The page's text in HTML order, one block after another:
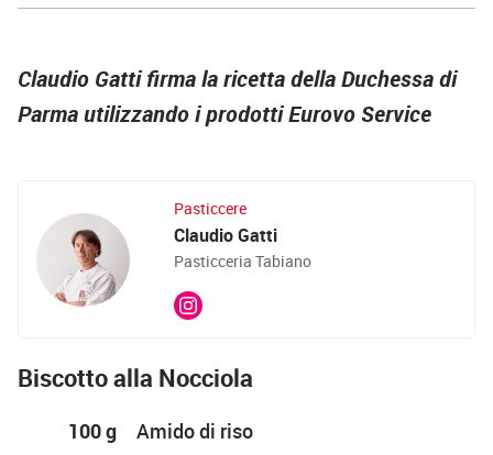
Claudio Gatti firma la ricetta della Duchessa di
Parma utilizzando i prodotti Eurovo Service
Pasticcere
Claudio Gatti
Pasticceria Tabiano
Biscotto alla Nocciola
100 g
Amido di riso